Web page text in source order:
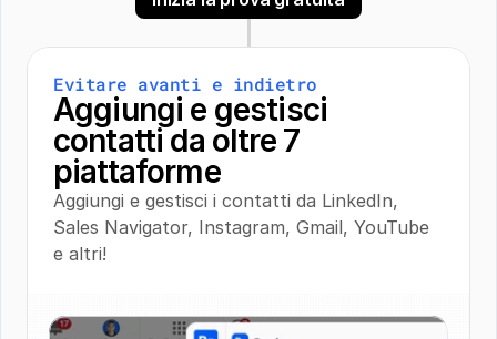
Evitare avanti e indietro
Aggiungi e gestisci
contatti da oltre 7
piattaforme
Aggiungi e gestisci i contatti da LinkedIn,
Sales Navigator, Instagram, Gmail, YouTube
e altri!